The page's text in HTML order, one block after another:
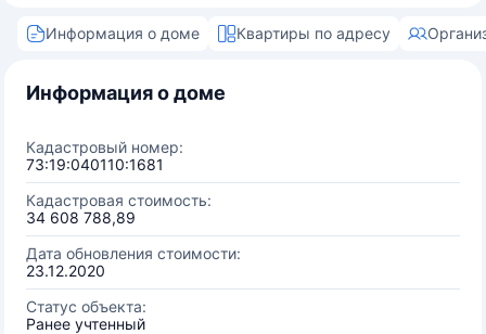
Информация о доме Квартиры по адресу
Информация о доме
Кадастровый номер:
73:19:040110:1681
Кадастровая стоимость:
34 608 788,89
Дата обновления стоимости:
23.12.2020
Статус объекта:
Ранее учтенный